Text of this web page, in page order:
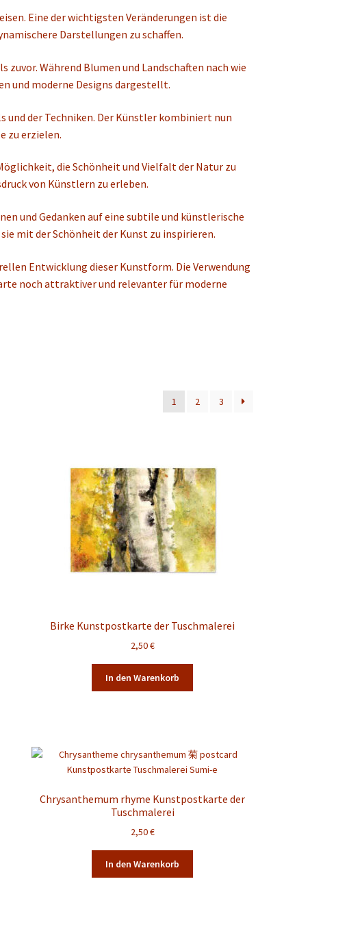
Eine der wichtigsten Veränderungen ist die
Darstellungen zu schaffen.
Während Blumen und Landschaften nach wie
und moderne Designs dargestellt.
und der Techniken. Der Künstler kombiniert nun
zu erzielen.
die Schönheit und Vielfalt der Natur zu
von Künstlern zu erleben.
und Gedanken auf eine subtile und künstlerische
mit der Schönheit der Kunst zu inspirieren.
Entwicklung dieser Kunstform. Die Verwendung
noch attraktiver und relevanter für moderne
1 2 3
Birke Kunstpostkarte der Tuschmalerei
2,50€
In den Warenkorb
Chrysanthemum rhyme Kunstpostkarte der
Tuschmalerei
2,50€
In den Warenkorb